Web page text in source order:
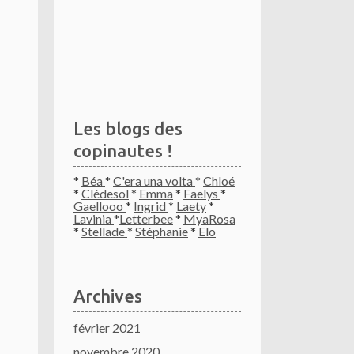
Les blogs des
copinautes !
* Béa* C'era una volta* Chloé
* Clédesol* Emma* Faelys *
Gaellooo * Ingrid* Laety*
Lavinia*Letterbee* MyaRosa
* Stellade* Stéphanie*Elo
Archives
février 2021
novembre 2020